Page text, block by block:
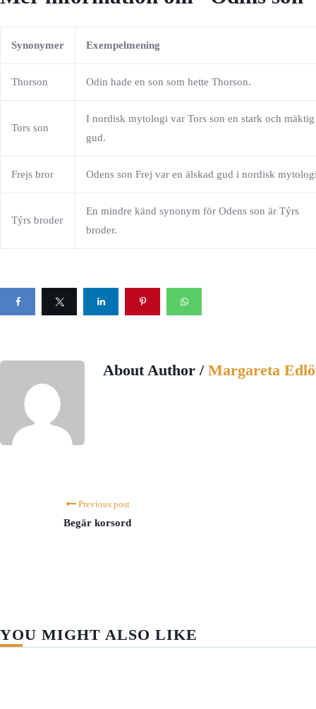
Synonymer Exempelmening
Thorson Odin hade en son som hette Thorson.
Tors son
I nordisk mytologi var Tors son en stark och mäktig
gud.
Frejs bror Odens son Frej var en älskad gud i nordisk
Týrs broder
En mindre känd synonym för Odens son är Týrs
broder.
About Author / Margareta
Previous post
Begär korsord
YOU MIGHT ALSO LIKE